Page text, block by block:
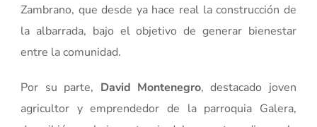
Zambrano, que desde ya hace real la construcción de
la albarrada, bajo el objetivo de generar bienestar
entre la comunidad.
Por su parte, David Montenegro, destacado joven
agricultor y emprendedor de la parroquia Galera,